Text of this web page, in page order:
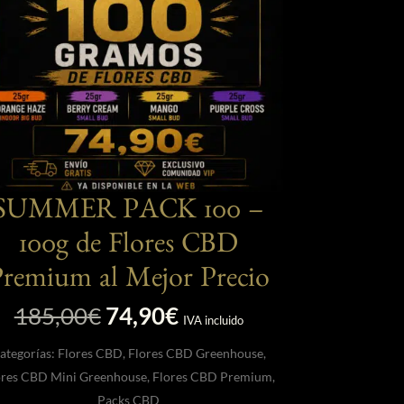
página
de
producto
PACK 100 –
100g de Flores CBD
al Mejor Precio
185,00€El
precio
original
era:
74,90€El
actual
es:
IVA incluido
Flores CBD, Flores CBD Greenhouse,
CBD Mini Greenhouse, Flores CBD Premium,
Packs CBD